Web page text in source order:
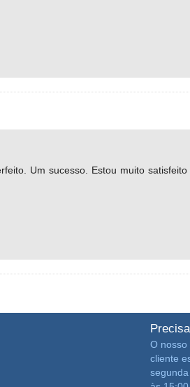
Um sucesso. Estou muito
O nosso
cliente